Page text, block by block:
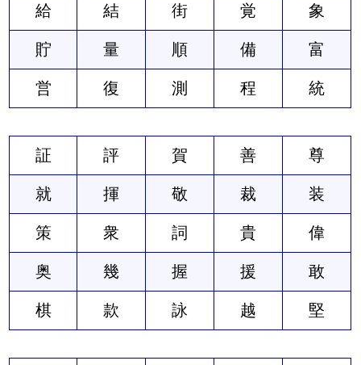
給 結 街 覚 象
貯 量 順 備 富
営 復 測 程 統
証 評 賀 善 尊
就 揮 敬 裁 装
策 衆 詞 貴 偉
奥 幾 握 援 敢
棋 款 詠 越 堅